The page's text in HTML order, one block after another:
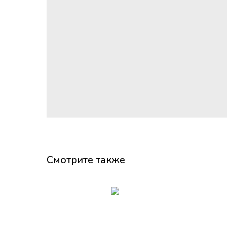
Смотрите также